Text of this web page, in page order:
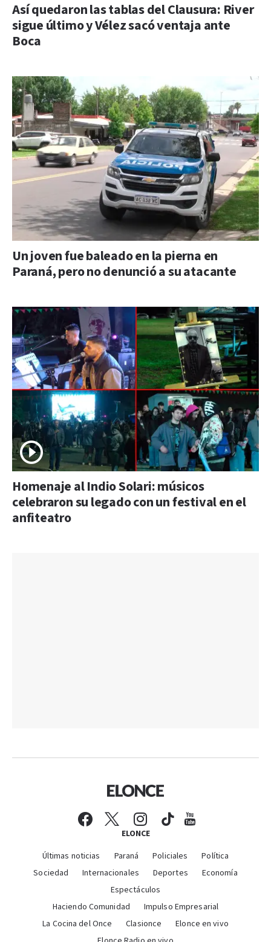
Así quedaron las tablas del Clausura: River
sigue último y Vélez sacó ventaja ante
Boca
Un joven fue baleado en la pierna en
Paraná, pero no denunció a su atacante
Homenaje al Indio Solari: músicos
celebraron su legado con un festival en el
anfiteatro
ELONCE
Últimas noticias Paraná Policiales
Política
Sociedad
Internacionales Deportes
Economía
Espectáculos
Haciendo Comunidad
Impulso Empresarial
La Cocina del Once
Clasionce
Elonce en vivo